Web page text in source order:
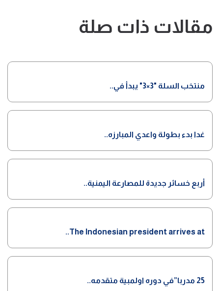
مقالات ذات صلة
منتخب السلة "3×3" يبدأ في..
غدا بدء بطولة واعدي المبارزه..
أربع خسائر جديدة للمصارعة اليمنية..
The Indonesian president arrives at..
25 مدربا”في دوره اولمبية متقدمه..